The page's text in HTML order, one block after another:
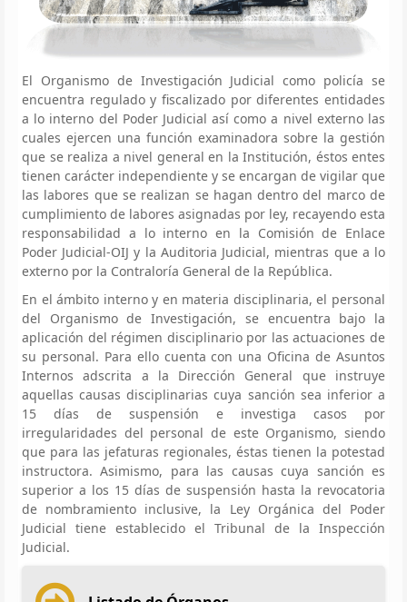
El Organismo de Investigación Judicial como policía se
encuentra regulado y fiscalizado por diferentes entidades
a lo interno del Poder Judicial así como a nivel externo las
cuales ejercen una función examinadora sobre la gestión
que se realiza a nivel general en la Institución, éstos entes
tienen carácter independiente y se encargan de vigilar que
las labores que se realizan se hagan dentro del marco de
cumplimiento de labores asignadas por ley, recayendo esta
responsabilidad a lo interno en la Comisión de Enlace
Poder Judicial-OIJ y la Auditoria Judicial, mientras que a lo
externo por la Contraloría General de la República.
En el ámbito interno y en materia disciplinaria, el personal
del Organismo de Investigación, se encuentra bajo la
aplicación del régimen disciplinario por las actuaciones de
su personal. Para ello cuenta con una Oficina de Asuntos
Internos adscrita a la Dirección General que instruye
aquellas causas disciplinarias cuya sanción sea inferior a
15 días de suspensión e investiga casos por
irregularidades del personal de este Organismo, siendo
que para las jefaturas regionales, éstas tienen la potestad
instructora. Asimismo, para las causas cuya sanción es
superior a los 15 días de suspensión hasta la revocatoria
de nombramiento inclusive, la Ley Orgánica del Poder
Judicial tiene establecido el Tribunal de la Inspección
Judicial.